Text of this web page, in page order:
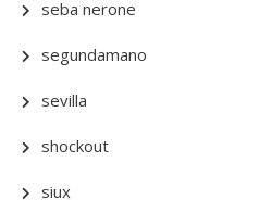
seba nerone
segundamano
sevilla
shockout
siux